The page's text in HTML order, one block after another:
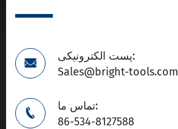

پست الکترونیکی:
Sales@bright-tools.com

تماس ما:
86-534-8127588